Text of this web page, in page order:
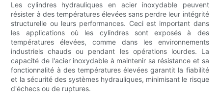
Les cylindres hydrauliques en acier inoxydable peuvent
résister à des températures élevées sans perdre leur intégrité
structurelle ou leurs performances. Ceci est important dans
les applications où les cylindres sont exposés à des
températures élevées, comme dans les environnements
industriels chauds ou pendant les opérations lourdes. La
capacité de l'acier inoxydable à maintenir sa résistance et sa
fonctionnalité à des températures élevées garantit la fiabilité
et la sécurité des systèmes hydrauliques, minimisant le risque
d'échecs ou de ruptures.